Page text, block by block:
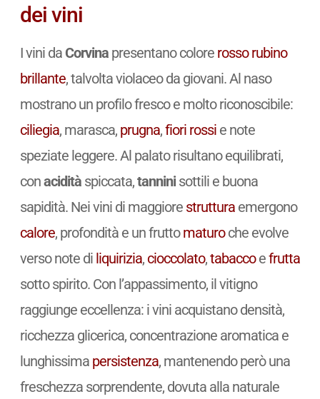
dei vini
I vini da Corvinapresentano colore rosso rubino
brillante, talvolta violaceo da giovani. Al naso
mostrano un profilo fresco e molto riconoscibile:
ciliegia, marasca, prugna,fiori rossie note
speziate leggere. Al palato risultano equilibrati,
conaciditàspiccata,tanninisottili e buona
sapidità. Nei vini di maggiore strutturaemergono
calore, profondità e un fruttomaturoche evolve
verso note di liquirizia, cioccolato,tabaccoefrutta
sotto spirito. Con l’appassimento, il vitigno
raggiunge eccellenza: i vini acquistano densità,
ricchezza glicerica, concentrazione aromatica e
lunghissima persistenza, mantenendo però una
freschezza sorprendente, dovuta alla naturale